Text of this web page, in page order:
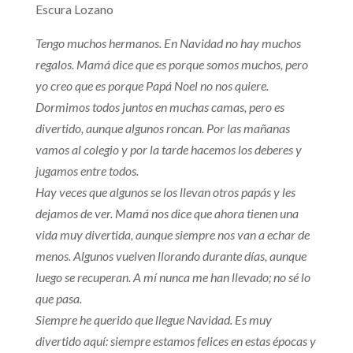
Escura Lozano
Tengo muchos hermanos. En Navidad no hay muchos
regalos. Mamá dice que es porque somos muchos, pero
yo creo que es porque Papá Noel no nos quiere.
Dormimos todos juntos en muchas camas, pero es
divertido, aunque algunos roncan. Por las mañanas
vamos al colegio y por la tarde hacemos los deberes y
jugamos entre todos.
Hay veces que algunos se los llevan otros papás y les
dejamos de ver. Mamá nos dice que ahora tienen una
vida muy divertida, aunque siempre nos van a echar de
menos. Algunos vuelven llorando durante días, aunque
luego se recuperan. A mí nunca me han llevado; no sé lo
que pasa.
Siempre he querido que llegue Navidad. Es muy
divertido aquí: siempre estamos felices en estas épocas y